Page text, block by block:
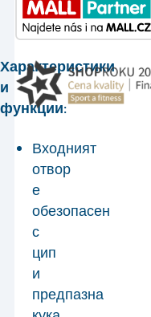
Характеристики
и
функции:
Входният
отвор
е
обезопасен
с
цип
и
предпазна